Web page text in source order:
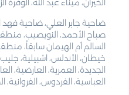
الخيران، ميناء عبد الله، الوفرة
ضاحية جابر العلي، ضاحية فهد
صباح الأحمد، النويصيب،
السالم أم الهيمان سابقاً،
خيطان، الأندلس، اشبيلية،
الجديدة، العمرية، العارضية،
العباسية، الفردوس، الفروانية،